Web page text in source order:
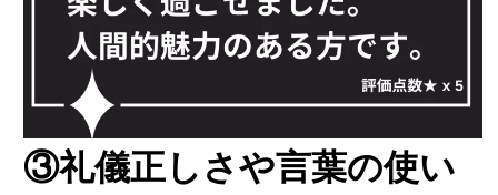
③礼儀正しさや言葉の使い